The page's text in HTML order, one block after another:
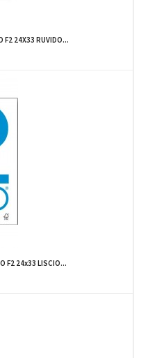
F2 24X33 RUVIDO...
F2 24x33 LISCIO...